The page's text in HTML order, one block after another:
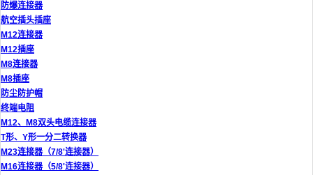
防爆连接器
航空插头插座
M12连接器
M12插座
M8连接器
M8插座
防尘防护帽
终端电阻
M12、M8双头电缆连接器
T形、Y形一分二转换器
M23连接器（7/8'连接器）
M16连接器（5/8'连接器）